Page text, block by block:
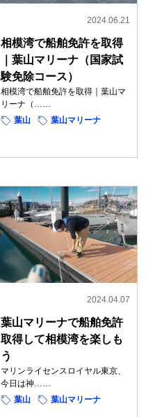
2024.06.21
相模湾で船舶免許を取得
｜葉山マリーナ（国家試
験免除コース）
相模湾で船舶免許を取得｜葉山マ
リーナ（……
葉山
葉山マリーナ
2024.04.07
葉山マリーナで船舶免許
取得して相模湾を楽しも
う
マリンライセンスロイヤル東京、
今日は神……
葉山
葉山マリーナ